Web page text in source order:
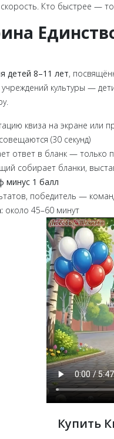
Кто быстрее —
детей 8–11 лет,
культуры —
квиза на экране или
(30 секунд)
ответ в бланк — только
собирает бланки,
минус 1 балл
победитель —
около 45–60 минут
Купить